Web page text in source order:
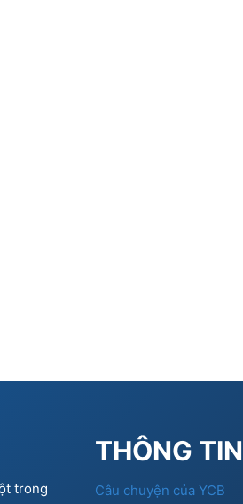
trong
THÔNG TIN
Câu chuyện của YCB